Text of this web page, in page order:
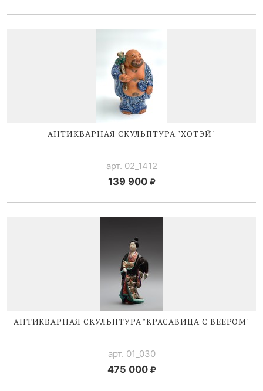
АНТИКВАРНАЯ СКУЛЬПТУРА "ХОТЭЙ"
арт. 02_1412
139 900
АНТИКВАРНАЯ СКУЛЬПТУРА "КРАСАВИЦА С ВЕЕРОМ"
арт. 01_030
475 000